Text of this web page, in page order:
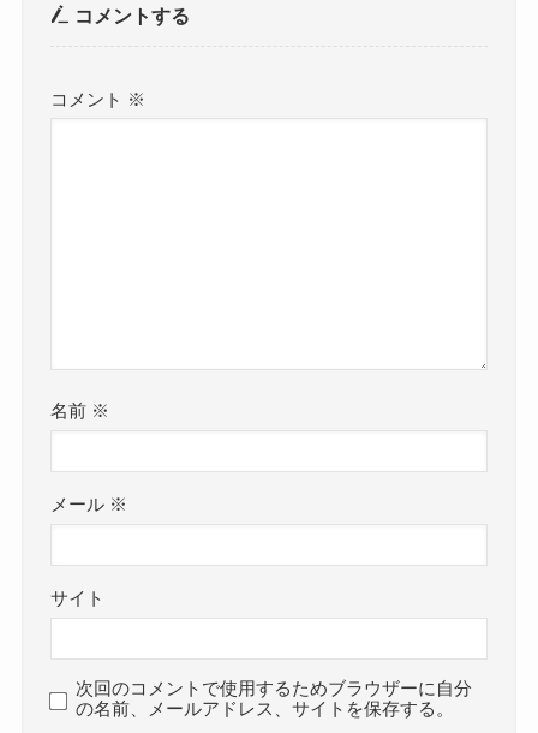
コメントする
コメント ※
名前 ※
メール ※
サイト
次回のコメントで使用するためブラウザーに自分
の名前、メールアドレス、サイトを保存する。